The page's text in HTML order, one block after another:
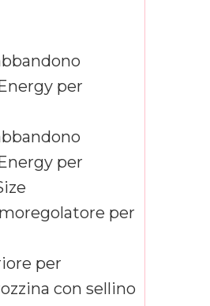
per
per
per
per
con sellino